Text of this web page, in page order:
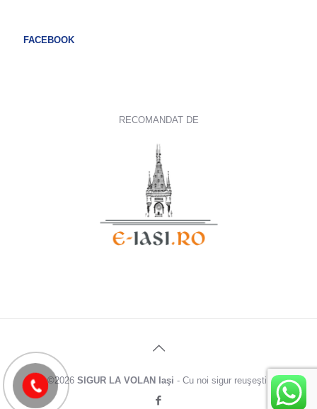
FACEBOOK
RECOMANDAT DE
©2026 SIGUR LA VOLAN Iaşi - Cu noi sigur reuşeşti!